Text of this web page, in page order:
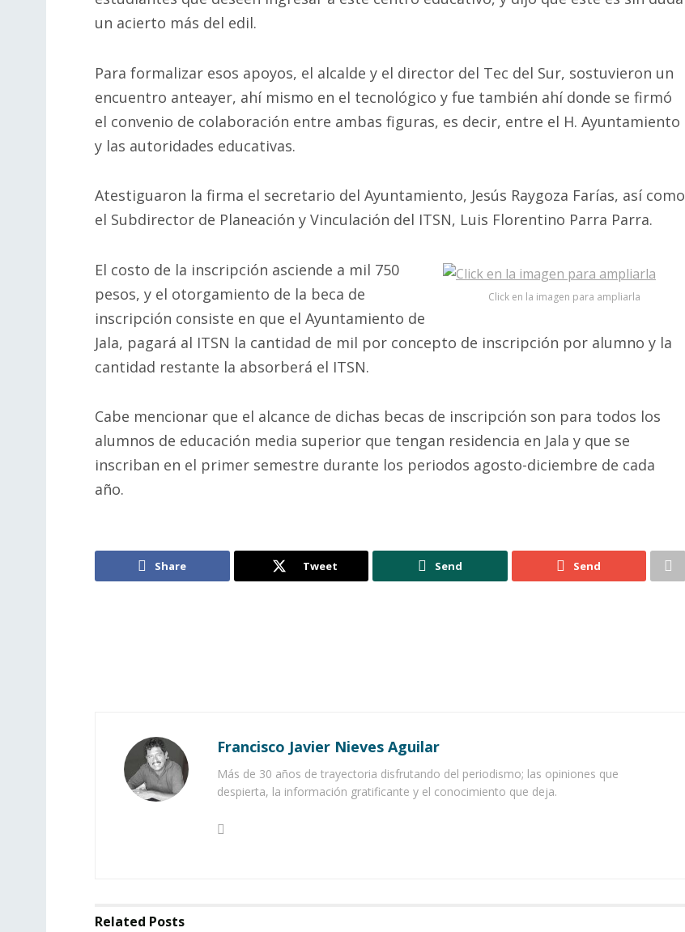
un acierto más del edil.
Para formalizar esos apoyos, el alcalde y el director del Tec del Sur, sostuvieron un
encuentro anteayer, ahí mismo en el tecnológico y fue también ahí donde se firmó
el convenio de colaboración entre ambas figuras, es decir, entre el H. Ayuntamiento
y las autoridades educativas.
Atestiguaron la firma el secretario del Ayuntamiento, Jesús Raygoza Farías, así como
el Subdirector de Planeación y Vinculación del ITSN, Luis Florentino Parra Parra.
Click en la imagen para ampliarla
El costo de la inscripción asciende a mil 750
pesos, y el otorgamiento de la beca de
inscripción consiste en que el Ayuntamiento de
Jala, pagará al ITSN la cantidad de mil por concepto de inscripción por alumno y la
cantidad restante la absorberá el ITSN.
Cabe mencionar que el alcance de dichas becas de inscripción son para todos los
alumnos de educación media superior que tengan residencia en Jala y que se
inscriban en el primer semestre durante los periodos agosto-diciembre de cada
año.
Share Tweet Send Send
Francisco Javier Nieves Aguilar
Más de 30 años de trayectoria disfrutando del periodismo; las opiniones que
despierta, la información gratificante y el conocimiento que deja.
Related Posts